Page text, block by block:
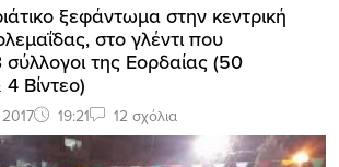
ξεφάντωμα στην κεντρική
στο γλέντι που
της Εορδαίας (50
Bίντεο)
19:21 12 σχόλια